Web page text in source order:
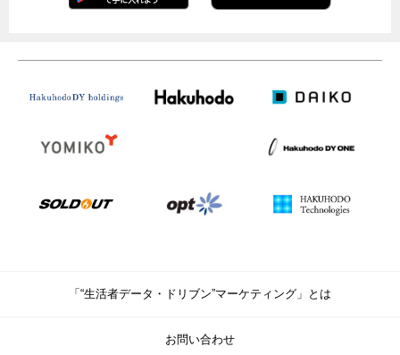
「“生活者データ・ドリブン”マーケティング」とは
お問い合わせ